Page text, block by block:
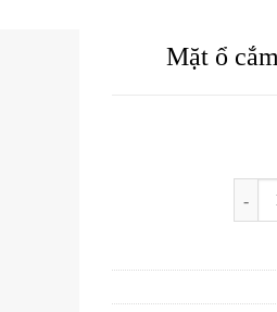
Mặt ổ
Mặt